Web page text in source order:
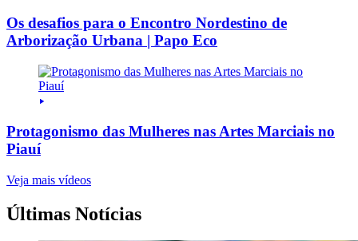
Os desafios para o Encontro Nordestino de
Arborização Urbana | Papo Eco
Protagonismo das Mulheres nas Artes Marciais no
Piauí
Veja mais vídeos
Últimas Notícias